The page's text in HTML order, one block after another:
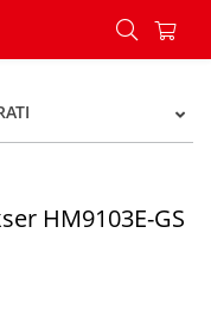
mikser HM9103E-GS -
HM9103E-GS